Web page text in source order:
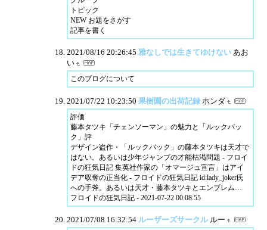
トピック
NEW お題をさがす
記事を書く
2021/08/16 20:26:45 雅なしでは生きてゆけない あお
い
このブログについて
2021/07/22 10:23:50 果樹園の出荷記録 ホンダ
評価
藤本タツキ「チェンソーマン」の魅力と「ルックバッ
ク」評
デザイン盗作・「ルックバック」の藤本タツキは天才で
はない。あるいは少年ジャンプの才能枯渇問題 - フロイ
ドの狂気日記 集英社作家の「オマージュ宣言」はアイ
デア収奪の正当化 - フロイドの狂気日記 id:lady_joker氏
への手斧。あるいは天才・藤本タツキとエンブレム…
フロイドの狂気日記 - 2021-07-22 00:08:55
2021/07/08 16:32:54 ルーザーズサークル ルー